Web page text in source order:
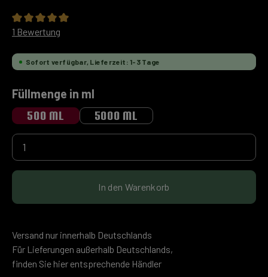
Durchschnittliche Bewertung von 5 von 5 Sternen
1 Bewertung
Sofort verfügbar, Lieferzeit: 1-3 Tage
Füllmenge in ml
500 ML 5000 ML
Produkt Anzahl: Gib den gewünschten Wert
In den Warenkorb
Versand nur innerhalb Deutschlands
Für Lieferungen außerhalb Deutschlands,
finden Sie hier entsprechende Händler